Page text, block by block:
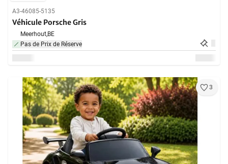
A3-46085-5135
Véhicule Porsche Gris
Meerhout,BE
Pas de Prix de Réserve
3